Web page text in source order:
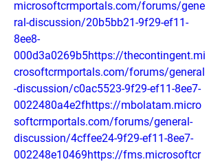
microsoftcrmportals.com/forums/gene
ral-discussion/20b5bb21-9f29-ef11-
8ee8-
000d3a0269b5https://thecontingent.mi
crosoftcrmportals.com/forums/general
-discussion/c0ac5523-9f29-ef11-8ee7-
0022480a4e2fhttps://mbolatam.micro
softcrmportals.com/forums/general-
discussion/4cffee24-9f29-ef11-8ee7-
002248e10469https://fms.microsoftcr